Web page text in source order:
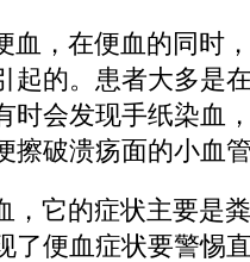
血，在便血的同时
起的。患者大多是
时会发现手纸染血
擦破溃疡面的小血
，它的症状主要是
了便血症状要警惕